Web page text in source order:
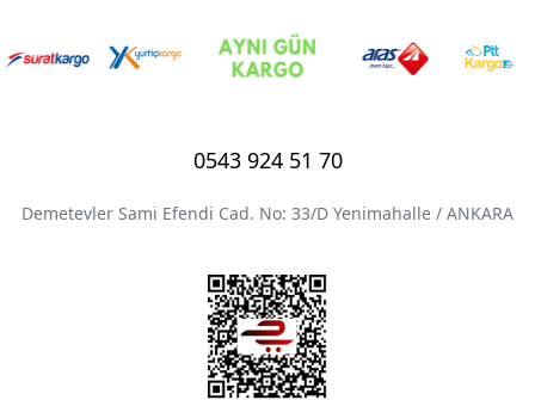
0543 924 51 70
Demetevler Sami Efendi Cad. No: 33/D Yenimahalle / ANKARA